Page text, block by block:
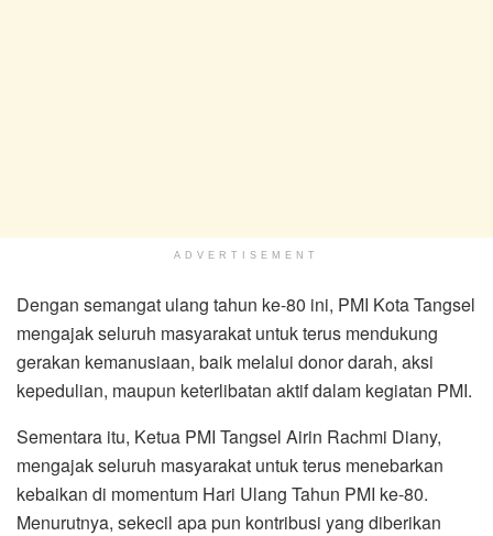
ADVERTISEMENT
Dengan semangat ulang tahun ke-80 ini, PMI Kota Tangsel
mengajak seluruh masyarakat untuk terus mendukung
gerakan kemanusiaan, baik melalui donor darah, aksi
kepedulian, maupun keterlibatan aktif dalam kegiatan PMI.
Sementara itu, Ketua PMI Tangsel Airin Rachmi Diany,
mengajak seluruh masyarakat untuk terus menebarkan
kebaikan di momentum Hari Ulang Tahun PMI ke-80.
Menurutnya, sekecil apa pun kontribusi yang diberikan